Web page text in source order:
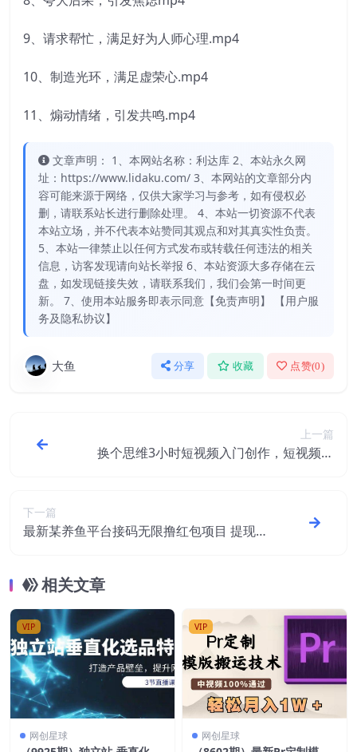
9、请求帮忙，满足好为人师心理.mp4
10、制造光环，满足虚荣心.mp4
11、煽动情绪，引发共鸣.mp4
文章声明： 1、本网站名称：利达库 2、本站永久网
址：https://www.lidaku.com/ 3、本网站的文章部分内
容可能来源于网络，仅供大家学习与参考，如有侵权必
删，请联系站长进行删除处理。 4、本站一切资源不代表
本站立场，并不代表本站赞同其观点和对其真实性负责。
5、本站一律禁止以任何方式发布或转载任何违法的相关
信息，访客发现请向站长举报 6、本站资源大多存储在云
盘，如发现链接失效，请联系我们，我们会第一时间更
新。 7、使用本站服务即表示同意【免责声明】 【用户服
务及隐私协议】
大鱼 分享 收藏 点赞(0)
上一篇
换个思维3小时短视频入门创作，短视频创
下一篇
最新某养鱼平台接码无限撸红包项目 提现秒
相关文章
VIP
网创星球
VIP
网创星球